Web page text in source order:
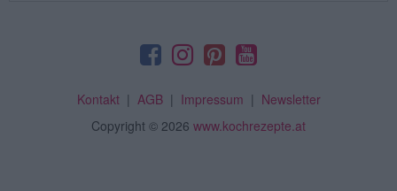
Kontakt| AGB| Impressum | Newsletter
Copyright © 2026 www.kochrezepte.at